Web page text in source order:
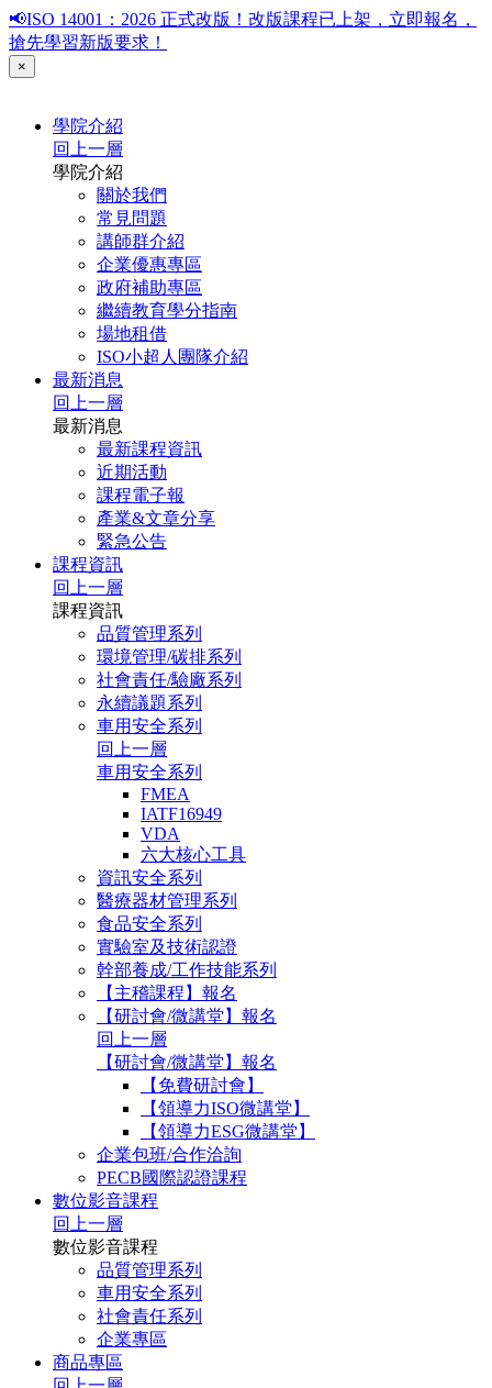
📢ISO 14001：2026 正式改版！改版課程已上架，立即報名，
搶先學習新版要求！
×
學院介紹
回上一層
學院介紹
關於我們
常見問題
講師群介紹
企業優惠專區
政府補助專區
繼續教育學分指南
場地租借
ISO小超人團隊介紹
最新消息
回上一層
最新消息
最新課程資訊
近期活動
課程電子報
產業&文章分享
緊急公告
課程資訊
回上一層
課程資訊
品質管理系列
環境管理/碳排系列
社會責任/驗廠系列
永續議題系列
車用安全系列
回上一層
車用安全系列
FMEA
IATF16949
VDA
六大核心工具
資訊安全系列
醫療器材管理系列
食品安全系列
實驗室及技術認證
幹部養成/工作技能系列
【主稽課程】報名
【研討會/微講堂】報名
回上一層
【研討會/微講堂】報名
【免費研討會】
【領導力ISO微講堂】
【領導力ESG微講堂】
企業包班/合作洽詢
PECB國際認證課程
數位影音課程
回上一層
數位影音課程
品質管理系列
車用安全系列
社會責任系列
企業專區
商品專區